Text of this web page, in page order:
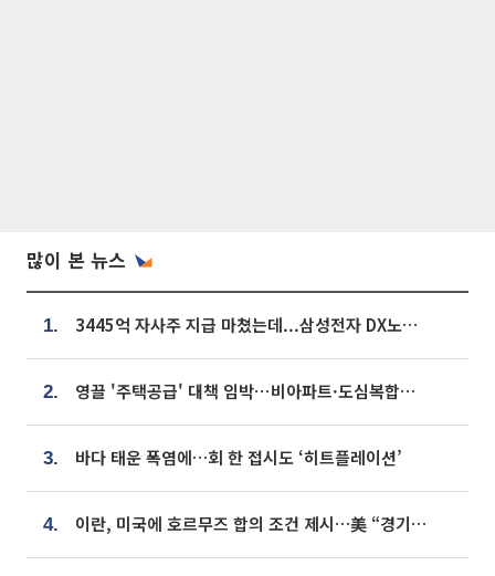
많이 본 뉴스
1. 3445억 자사주 지급 마쳤는데...삼성전자 DX노조, 뒤늦은 '떼쓰기 집회'
2. 영끌 '주택공급' 대책 임박⋯비아파트·도심복합까지 총동원
3. 바다 태운 폭염에…회 한 접시도 ‘히트플레이션’
4. 이란, 미국에 호르무즈 합의 조건 제시…美 “경기 아직 안 끝나” [종합]